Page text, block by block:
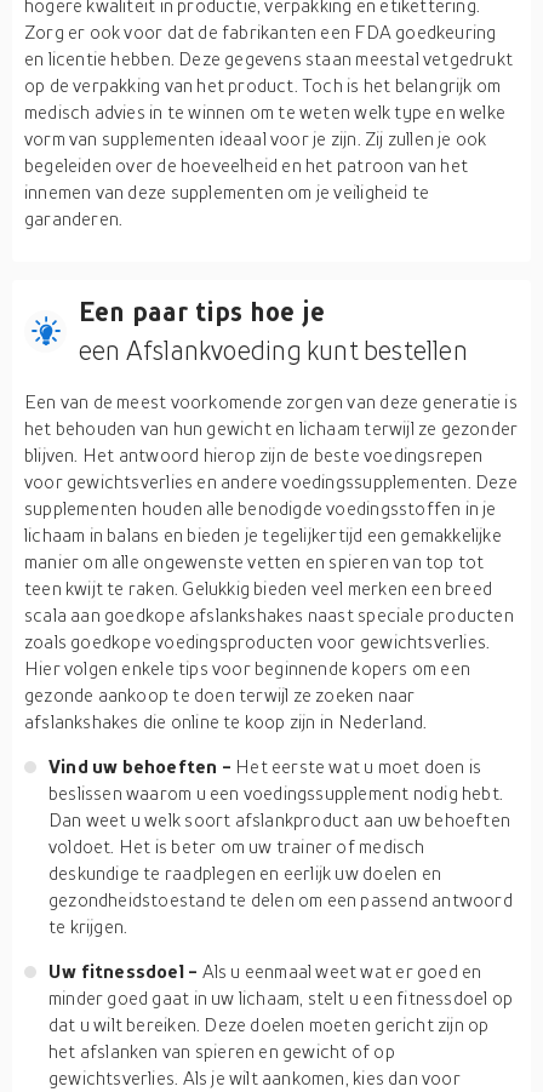
hogere kwaliteit in productie, verpakking en etikettering.
Zorg er ook voor dat de fabrikanten een FDA goedkeuring
en licentie hebben. Deze gegevens staan meestal vetgedrukt
op de verpakking van het product. Toch is het belangrijk om
medisch advies in te winnen om te weten welk type en welke
vorm van supplementen ideaal voor je zijn. Zij zullen je ook
begeleiden over de hoeveelheid en het patroon van het
innemen van deze supplementen om je veiligheid te
garanderen.
Een paar tips hoe je
een Afslankvoeding kunt bestellen
Een van de meest voorkomende zorgen van deze generatie is
het behouden van hun gewicht en lichaam terwijl ze gezonder
blijven. Het antwoord hierop zijn de beste voedingsrepen
voor gewichtsverlies en andere voedingssupplementen. Deze
supplementen houden alle benodigde voedingsstoffen in je
lichaam in balans en bieden je tegelijkertijd een gemakkelijke
manier om alle ongewenste vetten en spieren van top tot
teen kwijt te raken. Gelukkig bieden veel merken een breed
scala aan goedkope afslankshakes naast speciale producten
zoals goedkope voedingsproducten voor gewichtsverlies.
Hier volgen enkele tips voor beginnende kopers om een
gezonde aankoop te doen terwijl ze zoeken naar
afslankshakes die online te koop zijn in Nederland.
Vind uw behoeften - Het eerste wat u moet doen is
beslissen waarom u een voedingssupplement nodig hebt.
Dan weet u welk soort afslankproduct aan uw behoeften
voldoet. Het is beter om uw trainer of medisch
deskundige te raadplegen en eerlijk uw doelen en
gezondheidstoestand te delen om een passend antwoord
te krijgen.
Uw fitnessdoel - Als u eenmaal weet wat er goed en
minder goed gaat in uw lichaam, stelt u een fitnessdoel op
dat u wilt bereiken. Deze doelen moeten gericht zijn op
het afslanken van spieren en gewicht of op
gewichtsverlies. Als je wilt aankomen, kies dan voor